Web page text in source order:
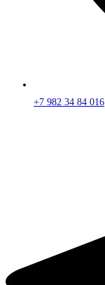
+7 982 34 84 016